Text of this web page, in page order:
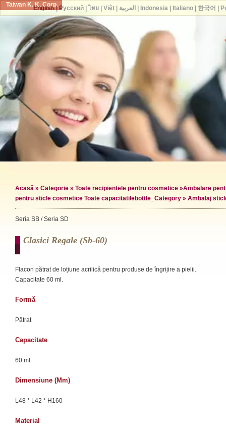
Taiwan K. K. Corp.
Acasă » Categorie » Toate recipientele pentru cosmetice »Ambalare
pentru sticle cosmetice Toate capacitatilebottle_Category » Ambalaj
Seria SB / Seria SD
Clasici Regale (sb-60)
Flacon pătrat de loțiune acrilică pentru produse de îngrijire a pielii.
Capacitate 60 ml.
Formă
Pătrat
Capacitate
60 ml
Dimensiune (mm)
L48 * L42 * H160
Material
English| Русский| ไทย| Việt| العربية Indonesia| Italiano| 한국어